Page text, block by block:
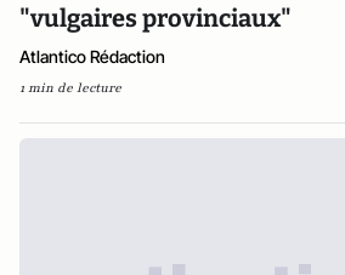
"vulgaires provinciaux"
Atlantico Rédaction
1 min de lecture